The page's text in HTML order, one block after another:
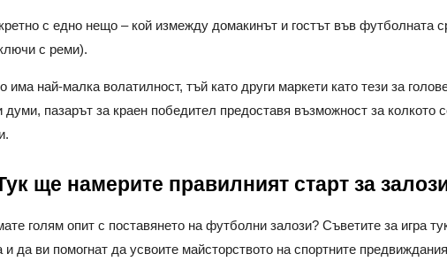
с едно нещо – кой измежду домакинът и гостът във футболната
с реми).
има най-малка волатилност, тъй като други маркети като тези за
пазарът за краен победител предоставя възможност за колкото
ще намерите правилният старт за
голям опит с поставянето на футболни залози? Съветите за игра
и да ви помогнат да усвоите майсторството на спортните